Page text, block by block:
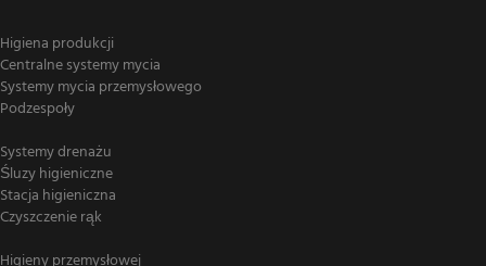
Higiena produkcji
Centralne systemy mycia
Systemy mycia przemysłowego
Podzespoły
Systemy drenażu
Śluzy higieniczne
Stacja higieniczna
Czyszczenie rąk
Higieny przemysłowej